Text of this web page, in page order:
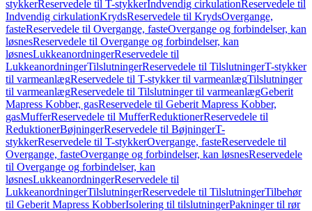
stykkerReservedele til T-stykkerIndvendig cirkulationReservedele til
Indvendig cirkulationKrydsReservedele til KrydsOvergange,
fasteReservedele til Overgange, fasteOvergange og forbindelser, kan
løsnesReservedele til Overgange og forbindelser, kan
løsnesLukkeanordningerReservedele til
LukkeanordningerTilslutningerReservedele til TilslutningerT-stykker
til varmeanlægReservedele til T-stykker til varmeanlægTilslutninger
til varmeanlægReservedele til Tilslutninger til varmeanlægGeberit
Mapress Kobber, gasReservedele til Geberit Mapress Kobber,
gasMufferReservedele til MufferReduktionerReservedele til
ReduktionerBøjningerReservedele til BøjningerT-
stykkerReservedele til T-stykkerOvergange, fasteReservedele til
Overgange, fasteOvergange og forbindelser, kan løsnesReservedele
til Overgange og forbindelser, kan
løsnesLukkeanordningerReservedele til
LukkeanordningerTilslutningerReservedele til TilslutningerTilbehør
til Geberit Mapress KobberIsolering til tilslutningerPakninger til rør